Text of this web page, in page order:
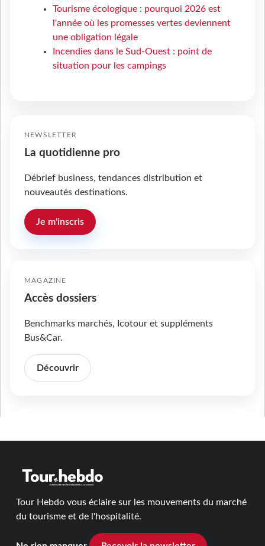
Tourisme écologique : pourquoi 2026 est
l'année où les promesses vertes deviennent
une obligation légale
Incendies dans le Sud-Ouest : point de
situation pour les campings
NEWSLETTER
La quotidienne pro
Débrief business, tendances distribution et
nouveautés destinations.
Je m'inscris
MAGAZINE
Accès dossiers
Benchmarks marchés, Icotour et suppléments
Bus&Car.
Découvrir
Tour Hebdo vous éclaire sur les mouvements du marché
du tourisme et de l'hospitalité.